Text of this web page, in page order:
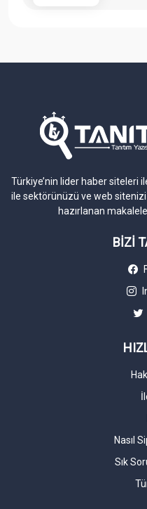
Türkiye’nin lider haber siteleri
ile sektörünüzü ve web
hazırlanan
BİZİ
Nasıl
Sık